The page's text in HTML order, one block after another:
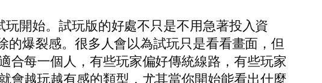
開始。試玩版的好處不只是不用急著投入資
的爆裂感。很多人會以為試玩只是看看畫面，但
合每一個人，有些玩家偏好傳統線路，有些玩家
會越玩越有感的類型，尤其當你開始能看出什麼